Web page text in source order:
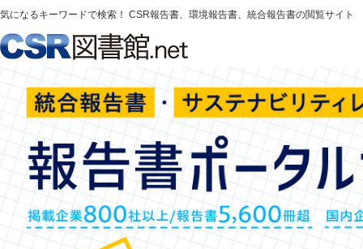
気になるキーワードで検索！ CSR報告書、環境報告書、統合報告書の閲覧サイト